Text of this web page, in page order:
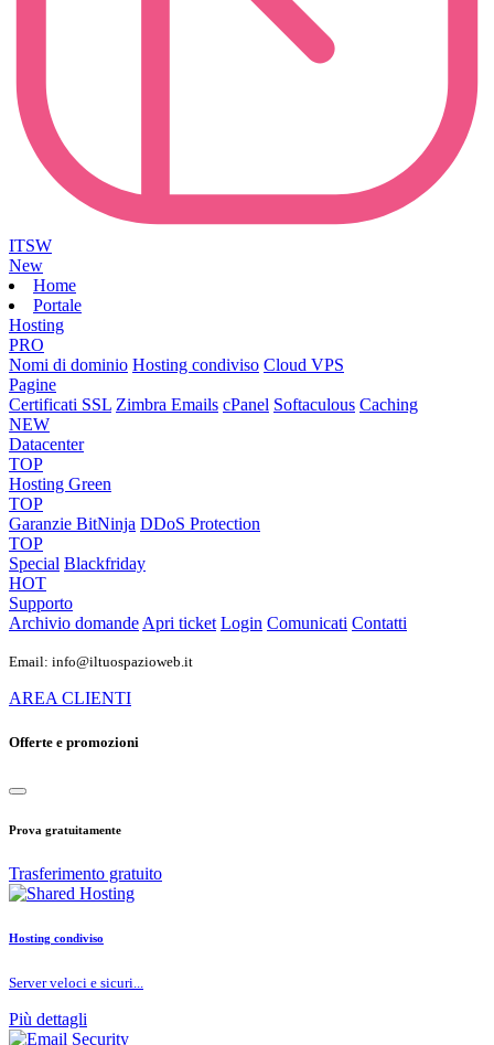
ITSW
New
Home
Portale
Hosting
PRO
Nomi di dominio Hosting condiviso Cloud VPS
Pagine
Certificati SSL Zimbra Emails cPanel Softaculous Caching
NEW
Datacenter
TOP
Hosting Green
TOP
Garanzie BitNinja DDoS Protection
TOP
Special Blackfriday
HOT
Supporto
Archivio domandeApri ticket Login Comunicati Contatti
Email: info@iltuospazioweb.it
AREA CLIENTI
Offerte e promozioni
Prova gratuitamente
Trasferimento gratuito
Hosting condiviso
Server veloci e sicuri...
Più dettagli